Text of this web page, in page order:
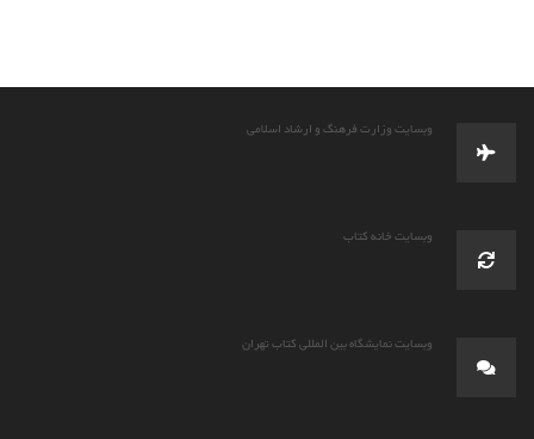
وبسایت وزارت فرهنگ و ارشاد اسلامی
وبسایت خانه کتاب
وبسایت نمایشگاه بین المللی کتاب تهران